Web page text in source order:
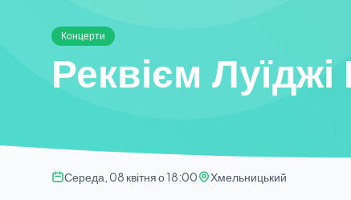
Концерти
Реквієм Луїджі
Середа, 08 квітня о 18:00 Хмельницький